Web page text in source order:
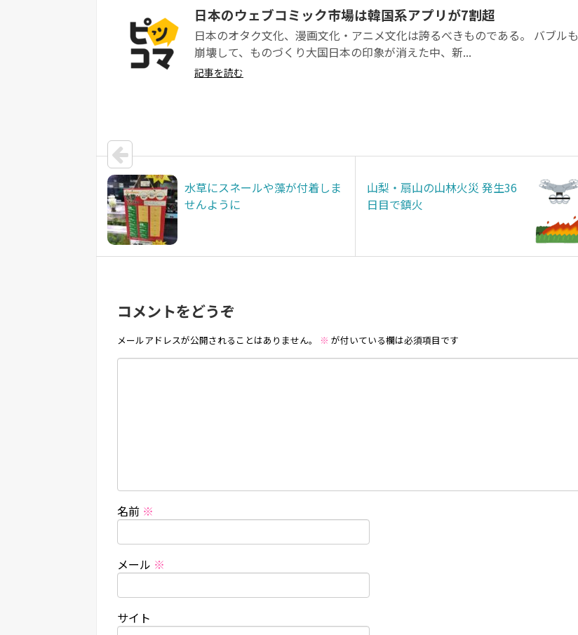
日本のウェブコミック市場は韓国系アプリが7割超
日本のオタク文化、漫画文化・アニメ文化は誇るべきものである。 バブルも
崩壊して、ものづくり大国日本の印象が消えた中、新...
記事を読む
水草にスネールや藻が付着しま
せんように
山梨・扇山の山林火災 発生36
日目で鎮火
コメントをどうぞ
メールアドレスが公開されることはありません。 ※ が付いている欄は必須項目です
名前 ※
メール ※
サイト